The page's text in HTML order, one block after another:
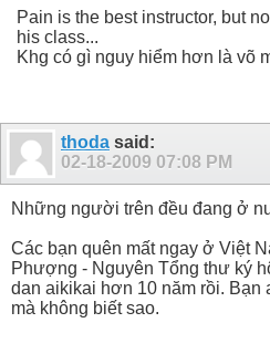
Pain is the best instructor, but
his class...
Khg có gì nguy hiểm hơn là võ
thoda said:
02-18-2009 07:08 PM
Những người trên đều đang ở
Các bạn quên mất ngay ở Việt
Phượng - Nguyên Tổng thư ký
dan aikikai hơn 10 năm rồi. Bạn
mà không biết sao.